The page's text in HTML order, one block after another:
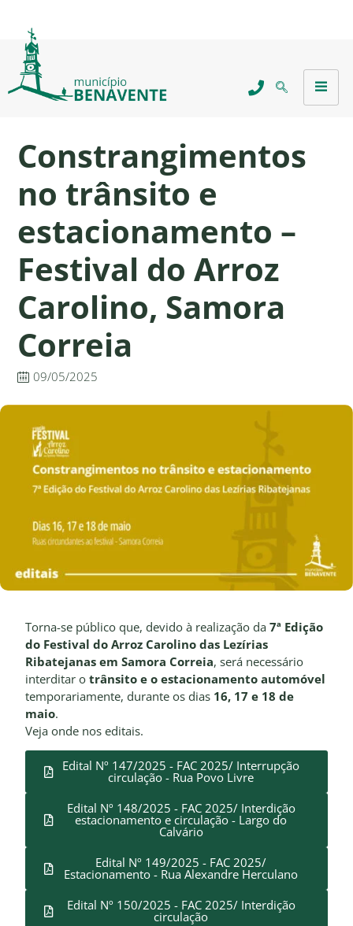
Constrangimentos
no trânsito e
estacionamento –
Festival do Arroz
Carolino, Samora
Correia
09/05/2025
Torna-se público que, devido à realização da7ª Edição
do Festival do Arroz Carolino das Lezírias
Ribatejanas em Samora Correia, será necessário
interditar o trânsito e o estacionamento automóvel
temporariamente, durante os dias 16, 17 e 18 de
maio.
Veja onde nos editais.
Edital Nº 147/2025 - FAC 2025/ Interrupção
circulação - Rua Povo Livre
Edital Nº 148/2025 - FAC 2025/ Interdição
estacionamento e circulação - Largo do
Calvário
Edital Nº 149/2025 - FAC 2025/
Estacionamento - Rua Alexandre Herculano
Edital Nº 150/2025 - FAC 2025/ Interdição
circulação